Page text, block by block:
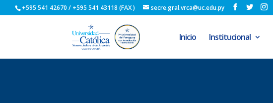
+595 541 42670 / +595 541 43118 (FAX ) secre.gral.vrca@uc.edu.py
Inicio Institucional